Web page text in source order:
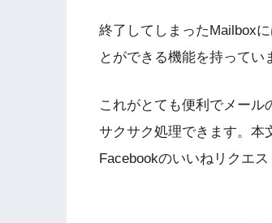
終了してしまったMailbox
とができる機能を持ってい
これがとても便利でメール
サクサク処理できます。本
Facebookのいいねリクエス